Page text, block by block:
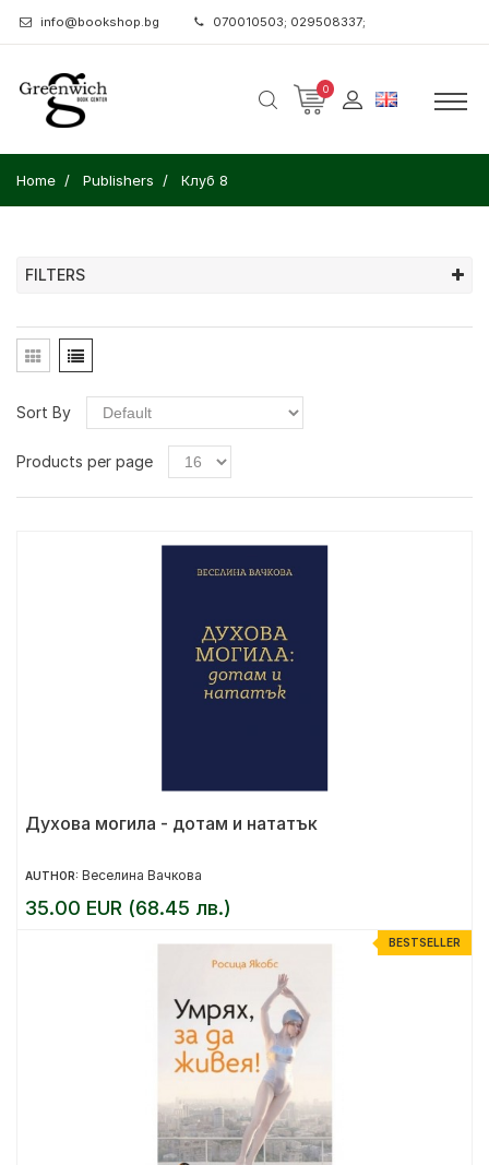
info@bookshop.bg 070010503; 029508337;
0
Home Publishers Клуб 8
FILTERS
Sort By
Products per page
Духова могила - дотам и нататък
AUTHOR: Веселина Вачкова
35.00 EUR (68.45 лв.)
BESTSELLER